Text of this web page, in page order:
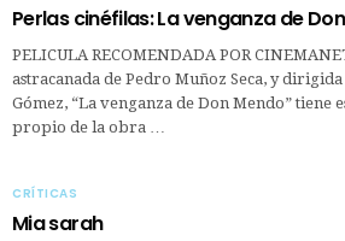
Perlas cinéfilas: La venganza de
PELICULA RECOMENDADA POR
astracanada de Pedro Muñoz Seca, y
Gómez, “La venganza de Don Mendo” tiene
propio de la obra …
CRÍTICAS
Mia sarah